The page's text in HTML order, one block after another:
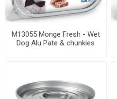
M13055 Monge Fresh - Wet
Dog Alu Pate & chunkies